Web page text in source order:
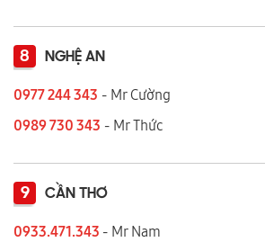
8 NGHỆ AN
0977 244 343 - Mr Cường
0989 730 343 - Mr Thức
9 CẦN THƠ
0933.471.343 - Mr Nam